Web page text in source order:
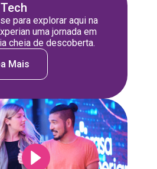
para explorar aqui na
uma jornada em
cheia de descoberta.
Mais